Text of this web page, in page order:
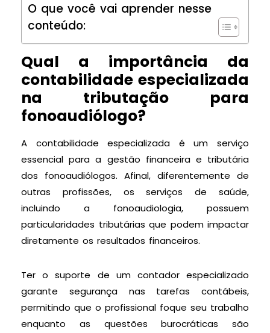
O que você vai aprender nesse
conteúdo:
Qual a importância da
contabilidade especializada
na tributação para
fonoaudiólogo?
A contabilidade especializada é um serviço
essencial para a gestão financeira e tributária
dos fonoaudiólogos. Afinal, diferentemente de
outras profissões, os serviços de saúde,
incluindo a fonoaudiologia, possuem
particularidades tributárias que podem impactar
diretamente os resultados financeiros.
Ter o suporte de um contador especializado
garante segurança nas tarefas contábeis,
permitindo que o profissional foque seu trabalho
enquanto as questões burocráticas são